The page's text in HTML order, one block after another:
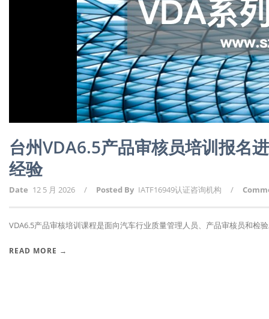
台州VDA6.5产品审核员培训报名
经验
Date 12 5 月 2026 / Posted By IATF16949认证咨询机构 /
VDA6.5产品审核培训课程是面向汽车行业质量管理人员、产品审核员和检
READ MORE →